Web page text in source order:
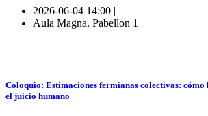
2026-06-04 14:00 |
Aula Magna. Pabellon 1
Coloquio: Estimaciones fermianas colectivas:
el juicio humano